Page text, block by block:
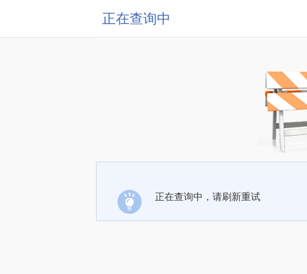
正在查询中
正在查询中，请刷新重试